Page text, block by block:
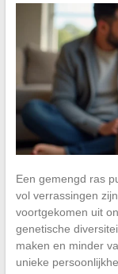
Een gemengd ras
vol verrassingen
voortgekomen uit
genetische
maken en minder
unieke